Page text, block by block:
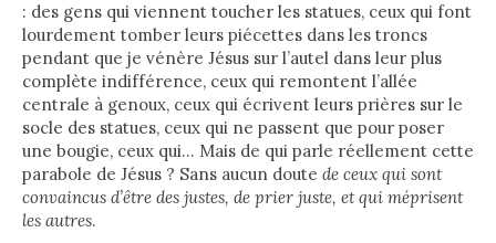
: des gens qui viennent toucher les statues, ceux qui font
lourdement tomber leurs piécettes dans les troncs
pendant que je vénère Jésus sur l’autel dans leur plus
complète indifférence, ceux qui remontent l’allée
centrale à genoux, ceux qui écrivent leurs prières sur le
socle des statues, ceux qui ne passent que pour poser
une bougie, ceux qui… Mais de qui parle réellement cette
parabole de Jésus ? Sans aucun doute de ceux qui sont
convaincus d’être des justes, de prier juste, et qui méprisent
les autres.